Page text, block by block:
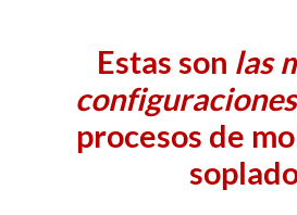
Estas son las
procesos de